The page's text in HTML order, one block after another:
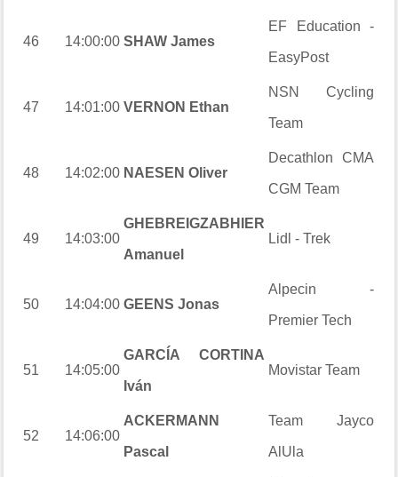
46 14:00:00 SHAW James
EF Education -
EasyPost
47 14:01:00 VERNON Ethan
NSN Cycling
Team
48 14:02:00 NAESEN Oliver
Decathlon CMA
CGM Team
49 14:03:00
GHEBREIGZABHIER
Amanuel
Lidl - Trek
50 14:04:00 GEENS Jonas
Alpecin -
Premier Tech
51 14:05:00
GARCÍA CORTINA
Iván
Movistar Team
52 14:06:00
ACKERMANN
Pascal
Team Jayco
AlUla